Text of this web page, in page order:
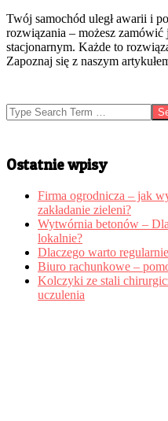
Twój samochód uległ awarii i
rozwiązania – możesz
stacjonarnym. Każde to
Zapoznaj się z naszym
Search
Ostatnie wpisy
Firma ogrodnicza – jak
zakładanie zieleni?
Wytwórnia betonów –
lokalnie?
Dlaczego warto
Biuro rachunkowe –
Kolczyki ze stali
uczulenia